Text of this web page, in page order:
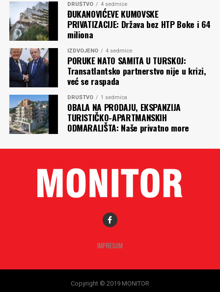
DRUŠTVO 4 sedmice
ĐUKANOVIĆEVE KUMOVSKE
PRIVATIZACIJE: Država bez HTP Boke i 64
miliona
IZDVOJENO 4 sedmice
PORUKE NATO SAMITA U TURSKOJ:
Transatlantsko partnerstvo nije u krizi,
već se raspada
DRUŠTVO 1 sedmica
OBALA NA PRODAJU, EKSPANZIJA
TURISTIČKO-APARTMANSKIH
ODMARALIŠTA: Naše privatno more
IMPRESUM
Copyright © 2019 MONITOR